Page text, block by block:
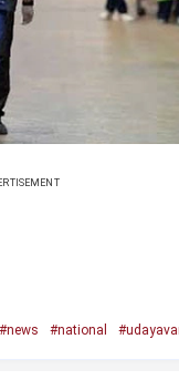
#news #national